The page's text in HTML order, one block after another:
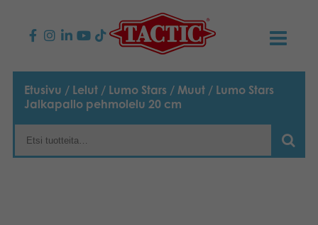
KAUPPA
Lasten pelit
AJANKOHTAISTA
TACTIC
Etusivu / Lelut / Lumo Stars / Muut / Lumo Stars
Jalkapallo pehmolelu 20 cm